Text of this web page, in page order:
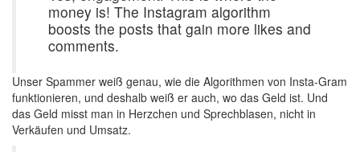
money is! The Instagram algorithm
boosts the posts that gain more likes and
comments.
Unser Spammer weiß genau, wie die Algorithmen von Insta-Gram
funktionieren, und deshalb weiß er auch, wo das Geld ist. Und
das Geld misst man in Herzchen und Sprechblasen, nicht in
Verkäufen und Umsatz.